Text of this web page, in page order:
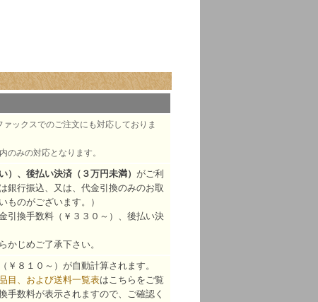
ックスでのご注文にも対応しておりま
のみの対応となります。
）、後払い決済（３万円未満） がご利
銀行振込、又は、代金引換のみのお取
ものがございます。）
引換手数料（￥３３０～）、後払い決
じめご了承下さい。
８１０～）が自動計算されます。
目、および送料一覧表はこちらをご覧
手数料が表示されますので、ご確認く